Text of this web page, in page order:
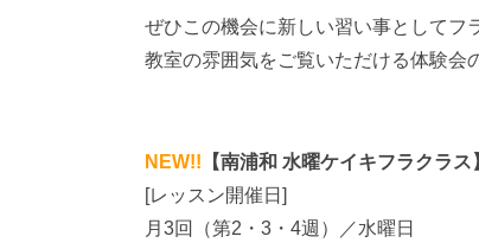
ぜひこの機会に新しい習い事としてフ
教室の雰囲気をご覧いただける体験会
NEW!! 【南浦和 水曜ケイキフラクラス
[レッスン開催日]
月3回（第2・3・4週）／水曜日